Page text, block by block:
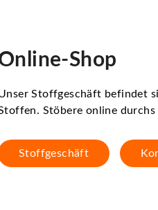
Shop
Stoffgeschäft befindet
Stöbere online durchs
Stoffgeschäft